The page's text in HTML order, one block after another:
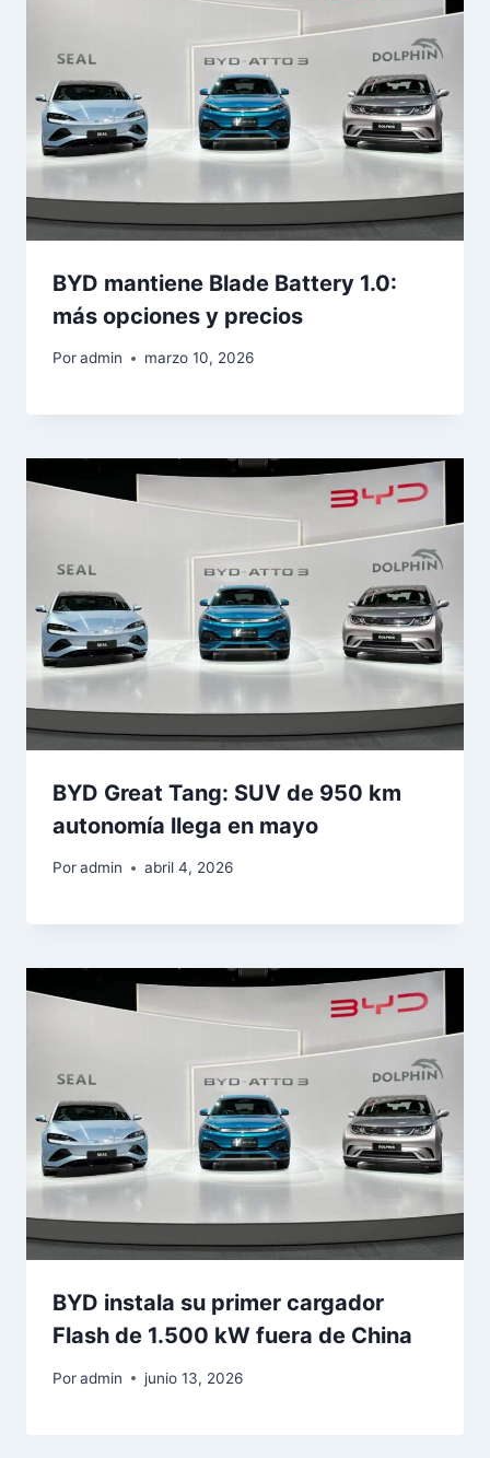
BYD mantiene Blade Battery 1.0:
más opciones y precios
Poradmin marzo 10, 2026
BYD Great Tang: SUV de 950 km
autonomía llega en mayo
Poradmin abril 4, 2026
BYD instala su primer cargador
Flash de 1.500 kW fuera de China
Poradmin junio 13, 2026